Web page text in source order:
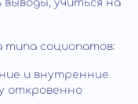
учиться на
типа социопатов:
и внутренние
откровенно